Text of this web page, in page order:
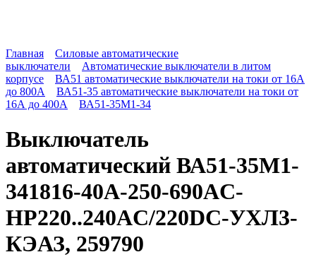
Главная
Силовые автоматические
выключатели
Автоматические выключатели в литом
корпусе
ВА51 автоматические выключатели на токи от 16А
до 800А
ВА51-35 автоматические выключатели на токи от
16А до 400А
ВА51-35М1-34
Выключатель
автоматический ВА51-35М1-
341816-40А-250-690AC-
НР220..240AC/220DC-УХЛ3-
КЭАЗ, 259790